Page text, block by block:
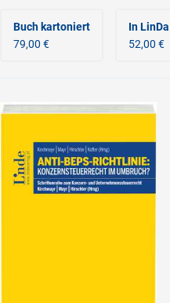
Buch kartoniert
79,00 €
In LinDa
52,00 €